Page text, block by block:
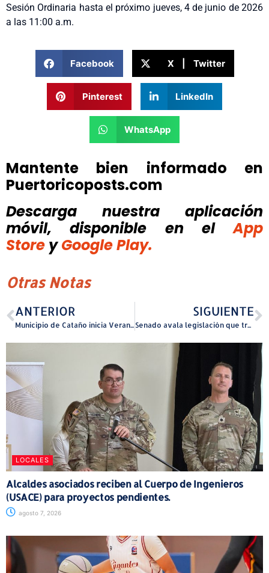
Sesión Ordinaria hasta el próximo jueves, 4 de junio de 2026
a las 11:00 a.m.
Facebook X | Twitter
Pinterest LinkedIn
WhatsApp
Mantente bien informado en
Puertoricoposts.com
Descarga nuestra aplicación
móvil, disponible
en el
App
Store y Google Play.
Otras Notas
ANTERIOR
Municipio de Cataño inicia Verano Recreativo Adaptado 2026 para fortalecer inclusión y desarrollo de participantes con diversidad funcional
SIGUIENTE
Senado avala legislación que transfiere al CRIM recaudos de patentes por servicios de telecomunicaciones
LOCALES
Alcaldes asociados reciben al Cuerpo de Ingenieros
(USACE) para proyectos pendientes.
agosto 7, 2026